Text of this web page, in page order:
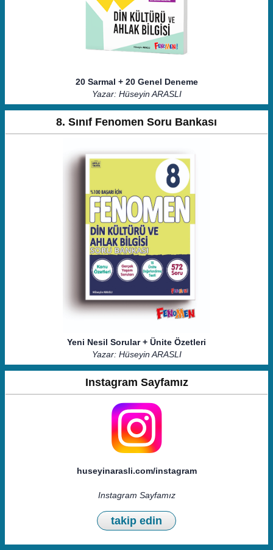
20 Sarmal + 20 Genel Deneme
Yazar: Hüseyin ARASLI
8. Sınıf Fenomen Soru Bankası
Yeni Nesil Sorular + Ünite Özetleri
Yazar: Hüseyin ARASLI
Instagram Sayfamız
huseyinarasli.com/instagram
Instagram Sayfamız
takip edin